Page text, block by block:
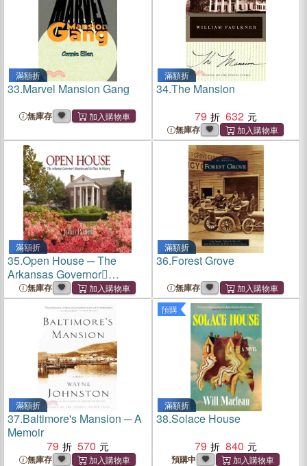
滿額折
33.Marvel Mansion Gang
無庫存
滿額折
34.The Mansion
79
632
無庫存
滿額折
35.Open House ─ The
Arkansas Governor
Mansion and Its Place in
History
無庫存
滿額折
36.Forest Grove
無庫存
滿額折
37.Baltimore's Mansion ─ A
Memoir
79
570
無庫存
預購
滿額折
38.Solace House
79
840
預購中